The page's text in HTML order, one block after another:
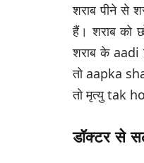
शराब पीने से
हैं। शराब को
शराब के aadi
तो aapka
तो मृत्यु tak
डॉक्टर से